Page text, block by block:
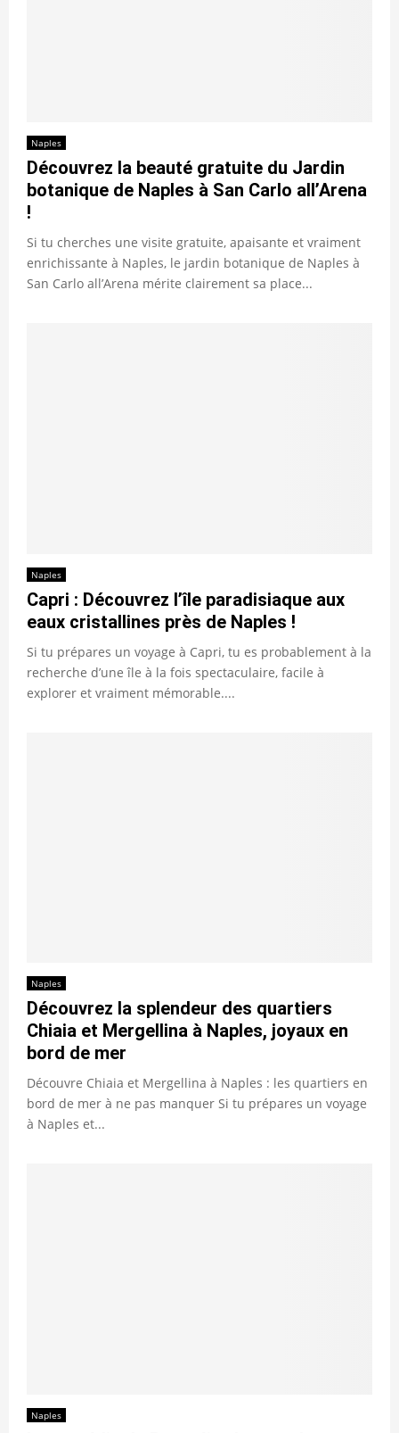
Naples
Découvrez la beauté gratuite du Jardin
botanique de Naples à San Carlo all’Arena
!
Si tu cherches une visite gratuite, apaisante et vraiment
enrichissante à Naples, le jardin botanique de Naples à
San Carlo all’Arena mérite clairement sa place...
Naples
Capri : Découvrez l’île paradisiaque aux
eaux cristallines près de Naples !
Si tu prépares un voyage à Capri, tu es probablement à la
recherche d’une île à la fois spectaculaire, facile à
explorer et vraiment mémorable....
Naples
Découvrez la splendeur des quartiers
Chiaia et Mergellina à Naples, joyaux en
bord de mer
Découvre Chiaia et Mergellina à Naples : les quartiers en
bord de mer à ne pas manquer Si tu prépares un voyage
à Naples et...
Naples